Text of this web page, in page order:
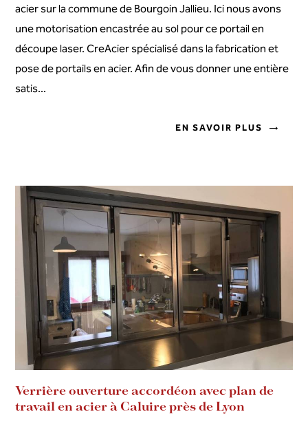
acier sur la commune de Bourgoin Jallieu. Ici nous avons
une motorisation encastrée au sol pour ce portail en
découpe laser. CreAcier spécialisé dans la fabrication et
pose de portails en acier. Afin de vous donner une entière
satis...
EN SAVOIR PLUS
Verrière ouverture accordéon avec plan de
travail en acier à Caluire près de Lyon